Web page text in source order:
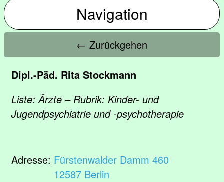
Navigation
← Zurückgehen
Dipl.-Päd. Rita Stockmann
Liste: Ärzte – Rubrik: Kinder- und
Jugendpsychiatrie und -psychotherapie
Adresse: Fürstenwalder Damm 460
12587 Berlin